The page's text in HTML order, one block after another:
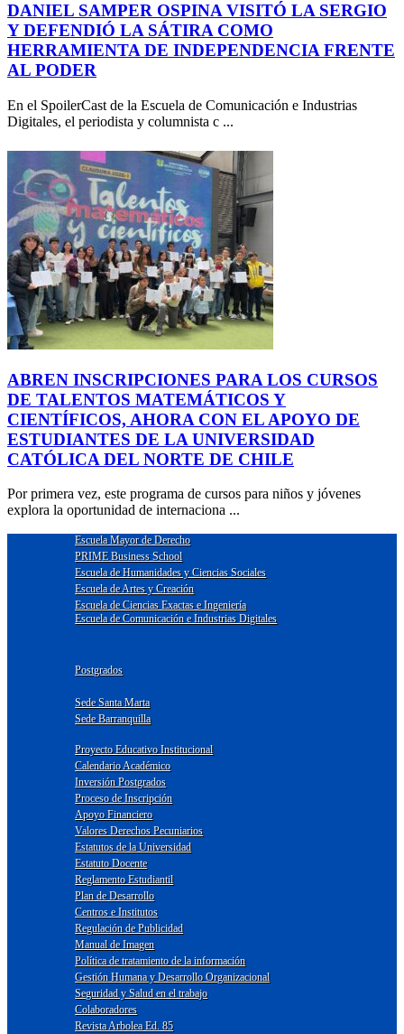
DANIEL SAMPER OSPINA VISITÓ LA SERGIO
Y DEFENDIÓ LA SÁTIRA COMO
HERRAMIENTA DE INDEPENDENCIA FRENTE
AL PODER
En el SpoilerCast de la Escuela de Comunicación e Industrias
Digitales, el periodista y columnista c ...
ABREN INSCRIPCIONES PARA LOS CURSOS
DE TALENTOS MATEMÁTICOS Y
CIENTÍFICOS, AHORA CON EL APOYO DE
ESTUDIANTES DE LA UNIVERSIDAD
CATÓLICA DEL NORTE DE CHILE
Por primera vez, este programa de cursos para niños y jóvenes
explora la oportunidad de internaciona ...
Escuela Mayor de Derecho
PRIME Business School
Escuela de Humanidades y Ciencias Sociales
Escuela de Artes y Creación
Escuela de Ciencias Exactas e Ingeniería
Escuela de Comunicación e Industrias Digitales
Postgrados
Sede Santa Marta
Sede Barranquilla
Proyecto Educativo Institucional
Calendario Académico
Inversión Postgrados
Proceso de Inscripción
Apoyo Financiero
Valores Derechos Pecuniarios
Estatutos de la Universidad
Estatuto Docente
Reglamento Estudiantil
Plan de Desarrollo
Centros e Institutos
Regulación de Publicidad
Manual de Imagen
Política de tratamiento de la información
Gestión Humana y Desarrollo Organizacional
Seguridad y Salud en el trabajo
Colaboradores
Revista Arbolea Ed. 85